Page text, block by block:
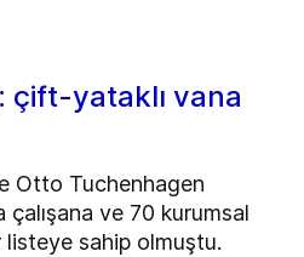
çift-yataklı vana
Otto Tuchenhagen
ve 70 kurumsal
sahip olmuştu.